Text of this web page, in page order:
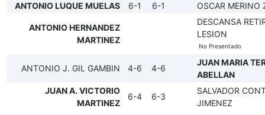
ANTONIO LUQUE MUELAS
6-1 6-1 OSCAR MERINO
ANTONIO HERNANDEZ
MARTINEZ
DESCANSA
LESION
No Presentado
ANTONIO J. GIL GAMBIN 4-6 4-6
JUAN MARIA
ABELLAN
JUAN A. VICTORIO
MARTINEZ
6-4 6-3
SALVADOR
JIMENEZ